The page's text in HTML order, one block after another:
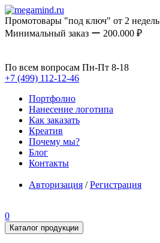
Промотовары "под ключ" от 2 недель
Минимальный заказ ー 200.000 ₽
По всем вопросам Пн-Пт 8-18
+7 (499) 112-12-46
Портфолио
Нанесение логотипа
Как заказать
Креатив
Почему мы?
Блог
Контакты
Авторизация /Регистрация
0
Каталог продукции